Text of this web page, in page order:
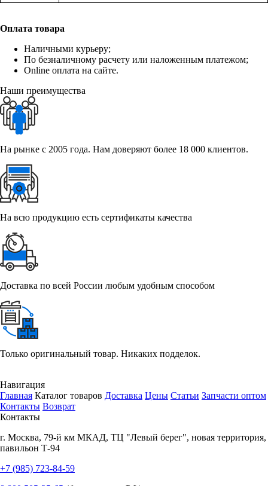
Оплата товара
Наличными курьеру;
По безналичному расчету или наложенным платежом;
Online оплата на сайте.
Наши преимущества
На рынке с 2005 года. Нам доверяют более 18 000 клиентов.
На всю продукцию есть сертификаты качества
Доставка по всей России любым удобным способом
Только оригинальный товар. Никаких подделок.
Навигация
Главная Каталог товаров Доставка Цены Статьи Запчасти оптом
Контакты Возврат
Контакты
г. Москва, 79-й км МКАД, ТЦ "Левый берег", новая территория,
павильон Т-94
+7 (985) 723-84-59